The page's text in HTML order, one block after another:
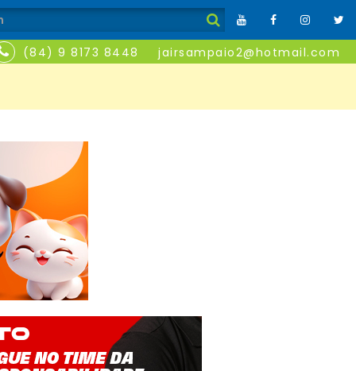
(84) 9 8173 8448 jairsampaio2@hotmail.com